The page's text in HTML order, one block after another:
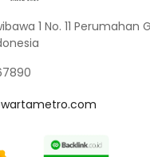
1 No. 11 Perumahan